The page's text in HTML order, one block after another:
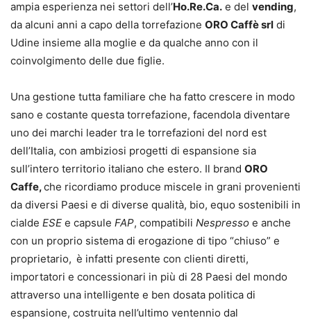
ampia esperienza nei settori dell’Ho.Re.Ca. e del vending,
da alcuni anni a capo della torrefazione ORO Caffè srl di
Udine insieme alla moglie e da qualche anno con il
coinvolgimento delle due figlie.
Una gestione tutta familiare che ha fatto crescere in modo
sano e costante questa torrefazione, facendola diventare
uno dei marchi leader tra le torrefazioni del nord est
dell’Italia, con ambiziosi progetti di espansione sia
sull’intero territorio italiano che estero. Il brand ORO
Caffe,che ricordiamo produce miscele in grani provenienti
da diversi Paesi e di diverse qualità, bio, equo sostenibili in
cialde ESE e capsule FAP, compatibili Nespresso e anche
con un proprio sistema di erogazione di tipo “chiuso” e
proprietario, è infatti presente con clienti diretti,
importatori e concessionari in più di 28 Paesi del mondo
attraverso una intelligente e ben dosata politica di
espansione, costruita nell’ultimo ventennio dal